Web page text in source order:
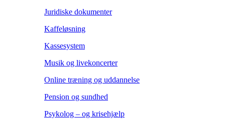
Juridiske dokumenter
Kaffeløsning
Kassesystem
Musik og livekoncerter
Online træning og uddannelse
Pension og sundhed
Psykolog – og krisehjælp